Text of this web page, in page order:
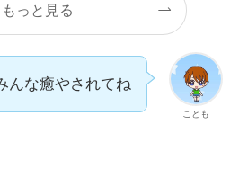
もっと見る
ことも
んな癒やされてね